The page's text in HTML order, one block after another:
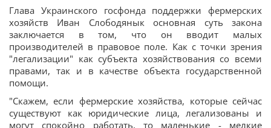
Глава Украинского госфонда поддержки фермерских
хозяйств Иван Слободянык основная суть закона
заключается в том, что он вводит малых
производителей в правовое поле. Как с точки зрения
"легализации" как субъекта хозяйствования со всеми
правами, так и в качестве объекта государственной
помощи.
"Скажем, если фермерские хозяйства, которые сейчас
существуют как юридические лица, легализованы и
могут спокойно работать, то маленькие - мелкие